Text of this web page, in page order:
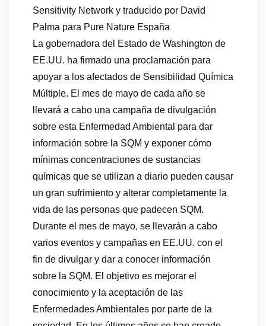
Sensitivity Network y traducido por David
Palma para Pure Nature España
La gobernadora del Estado de Washington de
EE.UU. ha firmado una proclamación para
apoyar a los afectados de Sensibilidad Química
Múltiple. El mes de mayo de cada año se
llevará a cabo una campaña de divulgación
sobre esta Enfermedad Ambiental para dar
información sobre la SQM y exponer cómo
mínimas concentraciones de sustancias
químicas que se utilizan a diario pueden causar
un gran sufrimiento y alterar completamente la
vida de las personas que padecen SQM.
Durante el mes de mayo, se llevarán a cabo
varios eventos y campañas en EE.UU. con el
fin de divulgar y dar a conocer información
sobre la SQM. El objetivo es mejorar el
conocimiento y la aceptación de las
Enfermedades Ambientales por parte de la